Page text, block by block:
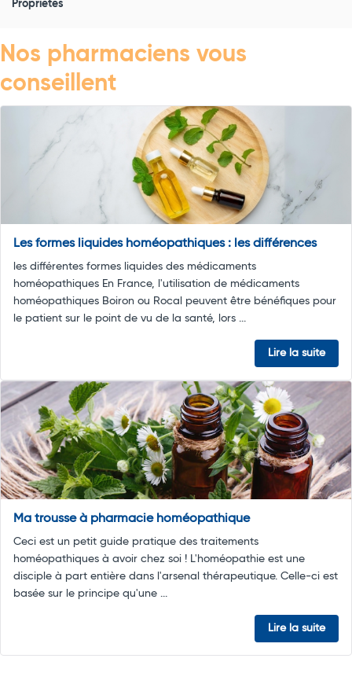
Propriétés
Nos pharmaciens vous
conseillent
Les formes liquides homéopathiques : les différences
les différentes formes liquides des médicaments
homéopathiques En France, l'utilisation de médicaments
homéopathiques Boiron ou Rocal peuvent être bénéfiques pour
le patient sur le point de vu de la santé, lors ...
Lire la suite
Ma trousse à pharmacie homéopathique
Ceci est un petit guide pratique des traitements
homéopathiques à avoir chez soi ! L'homéopathie est une
disciple à part entière dans l'arsenal thérapeutique. Celle-ci est
basée sur le principe qu'une ...
Lire la suite